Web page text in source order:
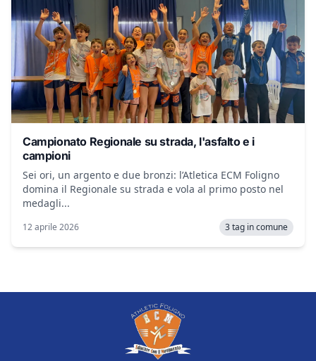
Campionato Regionale su strada, l'asfalto e i
campioni
Sei ori, un argento e due bronzi: l’Atletica ECM Foligno
domina il Regionale su strada e vola al primo posto nel
medagli...
12 aprile 2026 3 tag in comune